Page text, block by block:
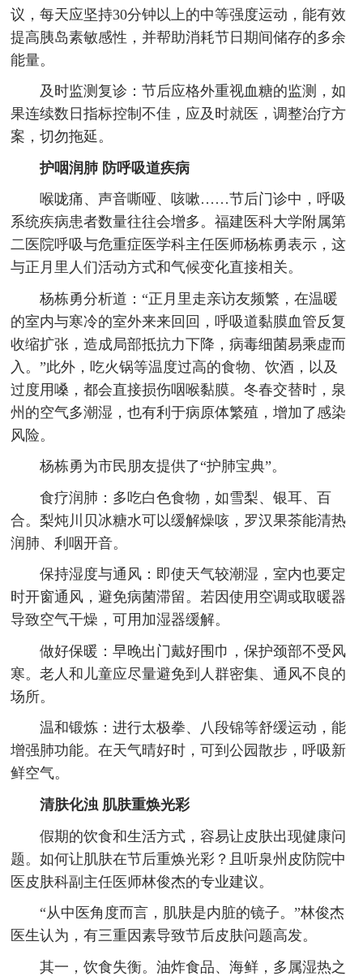
议，每天应坚持30分钟以上的中等强度运动，能有效
提高胰岛素敏感性，并帮助消耗节日期间储存的多余
能量。
及时监测复诊：节后应格外重视血糖的监测，如
果连续数日指标控制不佳，应及时就医，调整治疗方
案，切勿拖延。
护咽润肺 防呼吸道疾病
喉咙痛、声音嘶哑、咳嗽……节后门诊中，呼吸
系统疾病患者数量往往会增多。福建医科大学附属第
二医院呼吸与危重症医学科主任医师杨栋勇表示，这
与正月里人们活动方式和气候变化直接相关。
杨栋勇分析道：“正月里走亲访友频繁，在温暖
的室内与寒冷的室外来来回回，呼吸道黏膜血管反复
收缩扩张，造成局部抵抗力下降，病毒细菌易乘虚而
入。”此外，吃火锅等温度过高的食物、饮酒，以及
过度用嗓，都会直接损伤咽喉黏膜。冬春交替时，泉
州的空气多潮湿，也有利于病原体繁殖，增加了感染
风险。
杨栋勇为市民朋友提供了“护肺宝典”。
食疗润肺：多吃白色食物，如雪梨、银耳、百
合。梨炖川贝冰糖水可以缓解燥咳，罗汉果茶能清热
润肺、利咽开音。
保持湿度与通风：即使天气较潮湿，室内也要定
时开窗通风，避免病菌滞留。若因使用空调或取暖器
导致空气干燥，可用加湿器缓解。
做好保暖：早晚出门戴好围巾，保护颈部不受风
寒。老人和儿童应尽量避免到人群密集、通风不良的
场所。
温和锻炼：进行太极拳、八段锦等舒缓运动，能
增强肺功能。在天气晴好时，可到公园散步，呼吸新
鲜空气。
清肤化浊 肌肤重焕光彩
假期的饮食和生活方式，容易让皮肤出现健康问
题。如何让肌肤在节后重焕光彩？且听泉州皮防院中
医皮肤科副主任医师林俊杰的专业建议。
“从中医角度而言，肌肤是内脏的镜子。”林俊杰
医生认为，有三重因素导致节后皮肤问题高发。
其一，饮食失衡。油炸食品、海鲜，多属湿热之